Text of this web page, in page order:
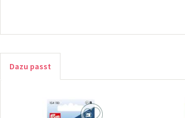
Dazu passt